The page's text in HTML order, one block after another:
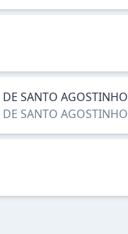
SANTO AGOSTINHO
SANTO AGOSTINHO